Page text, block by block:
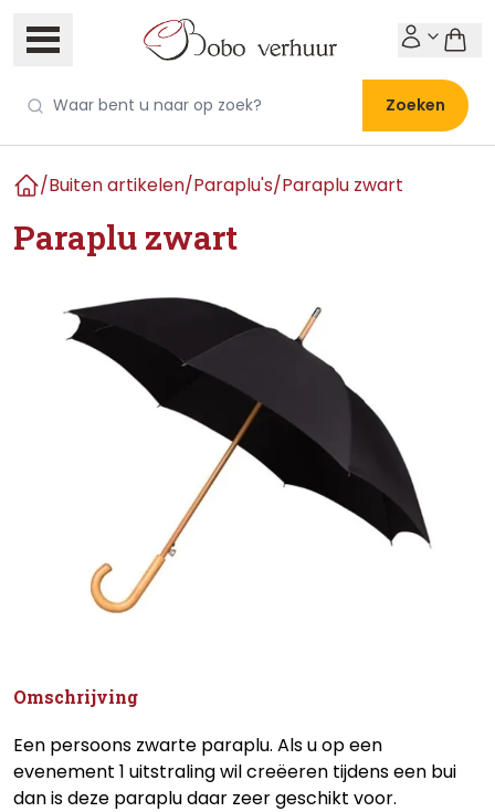
Zoeken
/Buiten artikelen/Paraplu's/Paraplu zwart
Paraplu zwart
Omschrijving
Een persoons zwarte paraplu. Als u op een
evenement 1 uitstraling wil creëeren tijdens een bui
dan is deze paraplu daar zeer geschikt voor.